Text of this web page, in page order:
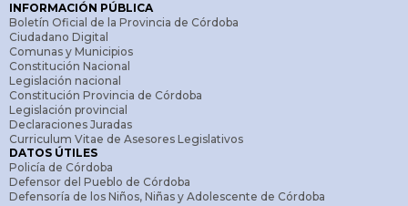
INFORMACIÓN PÚBLICA
Boletín Oficial de la Provincia de Córdoba
Ciudadano Digital
Comunas y Municipios
Constitución Nacional
Legislación nacional
Constitución Provincia de Córdoba
Legislación provincial
Declaraciones Juradas
Curriculum Vitae de Asesores Legislativos
DATOS ÚTILES
Policía de Córdoba
Defensor del Pueblo de Córdoba
Defensoría de los Niños, Niñas y Adolescente de Córdoba